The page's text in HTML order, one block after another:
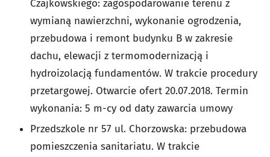
Czajkowskiego: zagospodarowanie terenu z
wymianą nawierzchni, wykonanie ogrodzenia,
przebudowa i remont budynku B w zakresie
dachu, elewacji z termomodernizacją i
hydroizolacją fundamentów. W trakcie procedury
przetargowej. Otwarcie ofert 20.07.2018. Termin
wykonania: 5 m-cy od daty zawarcia umowy
Przedszkole nr 57 ul. Chorzowska: przebudowa
pomieszczenia sanitariatu. W trakcie